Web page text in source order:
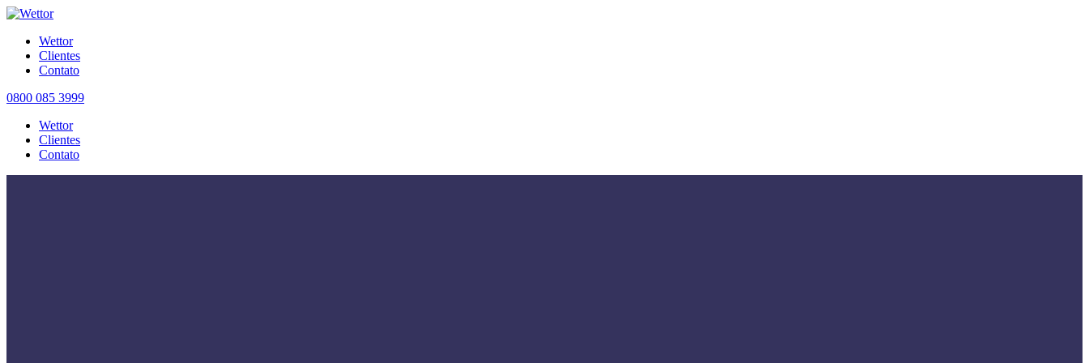
Wettor
Clientes
Contato
0800 085 3999
Wettor
Clientes
Contato